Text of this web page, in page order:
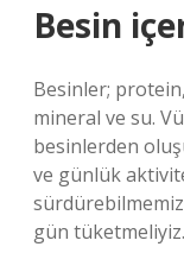
Besin
Besinler;
mineral ve su.
besinlerden
ve günlük
gün tüketmeliyiz.